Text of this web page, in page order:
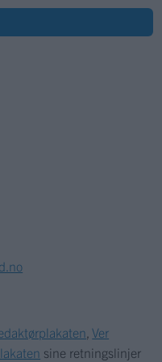
,Ver
sine retningslinjer